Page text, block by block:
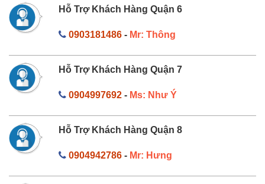
Hỗ Trợ Khách Hàng Quận 6
0903181486- Mr: Thông
Hỗ Trợ Khách Hàng Quận 7
0904997692- Ms: Như Ý
Hỗ Trợ Khách Hàng Quận 8
0904942786- Mr: Hưng